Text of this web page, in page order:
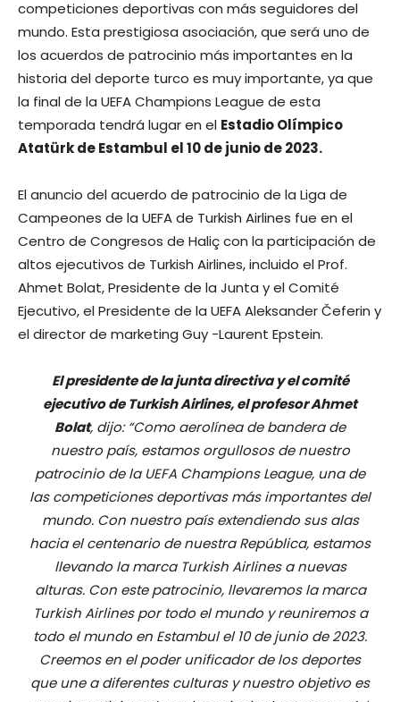
competiciones deportivas con más seguidores del
mundo. Esta prestigiosa asociación, que será uno de
los acuerdos de patrocinio más importantes en la
historia del deporte turco es muy importante, ya que
la final de la UEFA Champions League de esta
temporada tendrá lugar en el Estadio Olímpico
Atatürk de Estambul el 10 de junio de 2023.
El anuncio del acuerdo de patrocinio de la Liga de
Campeones de la UEFA de Turkish Airlines fue en el
Centro de Congresos de Haliç con la participación de
altos ejecutivos de Turkish Airlines, incluido el Prof.
Ahmet Bolat, Presidente de la Junta y el Comité
Ejecutivo, el Presidente de la UEFA Aleksander Čeferin y
el director de marketing Guy -Laurent Epstein.
El presidente de la junta directiva y el comité
ejecutivo de Turkish Airlines, el profesor Ahmet
Bolat, dijo:“Como aerolínea de bandera de
nuestro país, estamos orgullosos de nuestro
patrocinio de la UEFA Champions League, una de
las competiciones deportivas más importantes del
mundo. Con nuestro país extendiendo sus alas
hacia el centenario de nuestra República, estamos
llevando la marca Turkish Airlines a nuevas
alturas. Con este patrocinio, llevaremos la marca
Turkish Airlines por todo el mundo y reuniremos a
todo el mundo en Estambul el 10 de junio de 2023.
Creemos en el poder unificador de los deportes
que une a diferentes culturas y nuestro objetivo es